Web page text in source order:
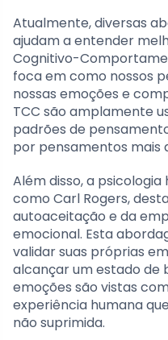
Atualmente, diversas
ajudam a entender
Cognitivo-
foca em como nossos
nossas emoções e
TCC são amplamente
padrões de
por pensamentos mais
Além disso, a
como Carl Rogers,
autoaceitação e da
emocional. Esta
validar suas próprias
alcançar um estado de
emoções são vistas
experiência humana
não suprimida.